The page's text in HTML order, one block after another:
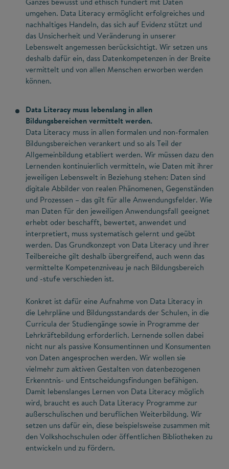
umgehen. Data Literacy ermöglicht erfolgreiches und
nachhaltiges Handeln, das sich auf Evidenz stützt und
das Unsicherheit und Veränderung in unserer
Lebenswelt angemessen berücksichtigt. Wir setzen uns
deshalb dafür ein, dass Datenkompetenzen in der Breite
vermittelt und von allen Menschen erworben werden
können.
Data Literacy muss lebenslang in allen
Bildungsbereichen vermittelt werden.
Data Literacy muss in allen formalen und non-formalen
Bildungsbereichen verankert und so als Teil der
Allgemeinbildung etabliert werden. Wir müssen dazu den
Lernenden kontinuierlich vermitteln, wie Daten mit ihrer
jeweiligen Lebenswelt in Beziehung stehen: Daten sind
digitale Abbilder von realen Phänomenen, Gegenständen
und Prozessen – das gilt für alle Anwendungsfelder. Wie
man Daten für den jeweiligen Anwendungsfall geeignet
erhebt oder beschafft, bewertet, anwendet und
interpretiert, muss systematisch gelernt und geübt
werden. Das Grundkonzept von Data Literacy und ihrer
Teilbereiche gilt deshalb übergreifend, auch wenn das
vermittelte Kompetenzniveau je nach Bildungsbereich
und -stufe verschieden ist.
Konkret ist dafür eine Aufnahme von Data Literacy in
die Lehrpläne und Bildungsstandards der Schulen, in die
Curricula der Studiengänge sowie in Programme der
Lehrkräftebildung erforderlich. Lernende sollen dabei
nicht nur als passive Konsumentinnen und Konsumenten
von Daten angesprochen werden. Wir wollen sie
vielmehr zum aktiven Gestalten von datenbezogenen
Erkenntnis- und Entscheidungsfindungen befähigen.
Damit lebenslanges Lernen von Data Literacy möglich
wird, braucht es auch Data Literacy Programme zur
außerschulischen und beruflichen Weiterbildung. Wir
setzen uns dafür ein, diese beispielsweise zusammen mit
den Volkshochschulen oder öffentlichen Bibliotheken zu
entwickeln und zu fördern.